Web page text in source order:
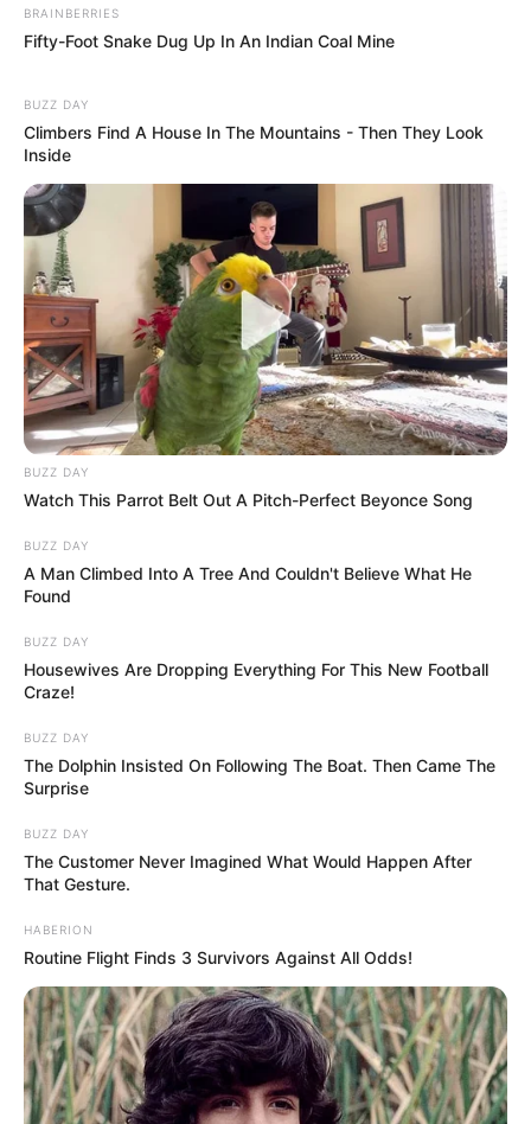
BRAINBERRIES
Fifty-Foot Snake Dug Up In An Indian Coal Mine
BUZZ DAY
Climbers Find A House In The Mountains - Then They Look
Inside
BUZZ DAY
Watch This Parrot Belt Out A Pitch-Perfect Beyonce Song
BUZZ DAY
A Man Climbed Into A Tree And Couldn't Believe What He
Found
BUZZ DAY
Housewives Are Dropping Everything For This New Football
Craze!
BUZZ DAY
The Dolphin Insisted On Following The Boat. Then Came The
Surprise
BUZZ DAY
The Customer Never Imagined What Would Happen After
That Gesture.
HABERION
Routine Flight Finds 3 Survivors Against All Odds!